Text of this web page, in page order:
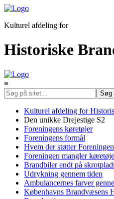
Kulturel afdeling for
Historiske
≡
Kulturel afdeling for
Den unikke Drejestige S2
Foreningens køretøjer
Foreningens formål
Hvem der støtter Foreningen
Foreningen mangler
Brandbiler endt på
Udrykning gennem tiden
Ambulancernes farver
Københavns Brandvæsens